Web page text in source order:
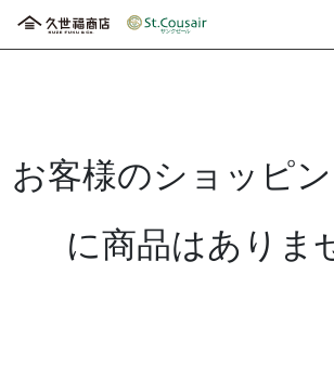
お客様のショッピ
に商品はありま